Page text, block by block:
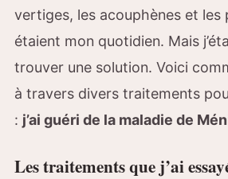
vertiges, les acouphènes et les
étaient mon quotidien. Mais
trouver une solution. Voici
à travers divers traitements
: j’ai guéri de la maladie de
Les traitements que j’ai